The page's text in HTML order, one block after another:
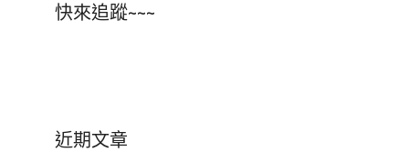
快來追蹤~~~
近期文章